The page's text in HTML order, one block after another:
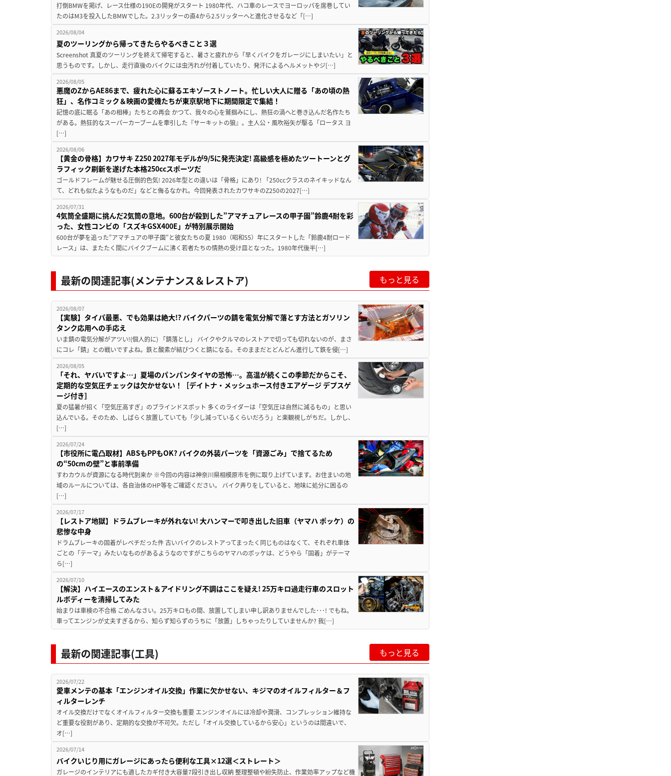
打倒BMWを掲げ、レース仕様の190Eの開発がスタート 1980年代、ハコ車のレースでヨーロッパを席巻してい
たのはM3を投入したBMWでした。2.3リッターの直4から2.5リッターへと進化させるなど「[…]
2026/08/04
夏のツーリングから帰ってきたらやるべきこと３選
Screenshot 真夏のツーリングを終えて帰宅すると、暑さと疲れから「早くバイクをガレージにしまいたい」と
思うものです。しかし、走行直後のバイクには虫汚れが付着していたり、発汗によるヘルメットやジ[…]
2026/08/05
悪魔のZからAE86まで、疲れた心に蘇るエキゾーストノート。忙しい大人に贈る「あの頃の熱
狂」、名作コミック＆映画の愛機たちが東京駅地下に期間限定で集結！
記憶の底に眠る「あの相棒」たちとの再会 かつて、我々の心を鷲掴みにし、熱狂の渦へと巻き込んだ名作たち
がある。熱狂的なスーパーカーブームを牽引した『サーキットの狼』。主人公・風吹裕矢が駆る「ロータス ヨ
[…]
2026/08/06
【黄金の骨格】カワサキ Z250 2027年モデルが9/5に発売決定! 高級感を極めたツートーンとグ
ラフィック刷新を遂げた本格250ccスポーツだ
ゴールドフレームが魅せる圧倒的色気! 2026年型との違いは「骨格」にあり! 「250ccクラスのネイキッドなん
て、どれも似たようなものだ」などと侮るなかれ。今回発表されたカワサキのZ250の2027[…]
2026/07/31
4気筒全盛期に挑んだ2気筒の意地。600台が殺到した”アマチュアレースの甲子園”鈴鹿4耐を彩
った、女性コンビの「スズキGSX400E」が特別展示開始
600台が夢を追った”アマチュアの甲子園”と彼女たちの夏 1980（昭和55）年にスタートした「鈴鹿4耐ロード
レース」は、またたく間にバイクブームに沸く若者たちの情熱の受け皿となった。1980年代後半[…]
最新の関連記事(メンテナンス＆レストア) もっと見る
2026/08/07
【実験】タイパ最悪、でも効果は絶大!? バイクパーツの錆を電気分解で落とす方法とガソリン
タンク応用への手応え
いま錆の電気分解がアツい!(個人的に) 「錆落とし」 バイクやクルマのレストアで切っても切れないのが、まさ
にコレ「錆」との戦いですよね。鉄と酸素が結びつくと錆になる。そのままだとどんどん進行して鉄を侵[…]
2026/08/05
「それ、ヤバいですよ…」夏場のパンパンタイヤの恐怖…。高温が続くこの季節だからこそ、
定期的な空気圧チェックは欠かせない！［デイトナ・メッシュホース付きエアゲージ デプスゲ
ージ付き］
夏の猛暑が招く「空気圧高すぎ」のブラインドスポット 多くのライダーは「空気圧は自然に減るもの」と思い
込んでいる。そのため、しばらく放置していても「少し減っているくらいだろう」と楽観視しがちだ。しかし、
[…]
2026/07/24
【市役所に電凸取材】ABSもPPもOK? バイクの外装パーツを「資源ごみ」で捨てるため
の“50cmの壁”と事前準備
すわカウルが資源になる時代到来か ※今回の内容は神奈川県相模原市を例に取り上げています。お住まいの地
域のルールについては、各自治体のHP等をご確認ください。 バイク弄りをしていると、地味に処分に困るの
[…]
2026/07/17
【レストア地獄】ドラムブレーキが外れない! 大ハンマーで叩き出した旧車（ヤマハ ポッケ）の
悲惨な中身
ドラムブレーキの固着がレベチだった件 古いバイクのレストアってまったく同じものはなくて、それぞれ車体
ごとの「テーマ」みたいなものがあるようなのですがこちらのヤマハのポッケは、どうやら「固着」がテーマ
ら[…]
2026/07/10
【解決】ハイエースのエンスト＆アイドリング不調はここを疑え! 25万キロ過走行車のスロット
ルボディーを清掃してみた
始まりは車検の不合格 ごめんなさい。25万キロもの間、放置してしまい申し訳ありませんでした･･･! でもね。
車ってエンジンが丈夫すぎるから、知らず知らずのうちに「放置」しちゃったりしていませんか? 我[…]
最新の関連記事(工具) もっと見る
2026/07/22
愛車メンテの基本「エンジンオイル交換」作業に欠かせない、キジマのオイルフィルター＆フ
ィルターレンチ
オイル交換だけでなくオイルフィルター交換も重要 エンジンオイルには冷却や潤滑、コンプレッション維持な
ど重要な役割があり、定期的な交換が不可欠。ただし「オイル交換しているから安心」というのは間違いで、
オ[…]
2026/07/14
バイクいじり用にガレージにあったら便利な工具×12選＜ストレート＞
ガレージのインテリアにも適したカギ付き大容量7段引き出し収納 整理整頓や紛失防止、作業効率アップなど機